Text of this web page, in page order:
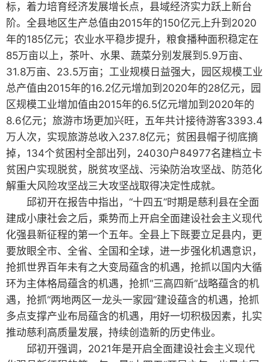
标，着力培育经济发展增长点，县域经济实力跃上新台
阶。全县地区生产总值由2015年的150亿元上升到2020
年的185亿元；农业水平稳步提升，粮食播种面积稳定在
85万亩以上，茶叶、水果、蔬菜分别发展到5.9万亩、
31.8万亩、23.5万亩；工业规模日益强大，园区规模工业
总产值由2015年的16.2亿元增加到2020年的28亿元，园
区规模工业增加值由2015年的6.5亿元增加到2020年的
8.6亿元；旅游市场更加兴旺，五年共计接待游客3393.4
万人次，实现旅游总收入237.8亿元；贫困县帽子彻底摘
掉，134个贫困村全部出列，24030户84977名建档立卡
贫困户实现脱贫，脱贫攻坚战、污染防治攻坚战、防范化
解重大风险攻坚战三大攻坚战取得决定性成就。
邱初开在报告中指出，“十四五”时期是慈利县在全面
建成小康社会之后，乘势而上开启全面建设社会主义现代
化强县新征程的第一个五年。全县上下既要立足县内，更
要放眼全市、全省、全国和全球，进一步强化机遇意识，
抢抓世界百年未有之大变局蕴含的机遇，抢抓以国内大循
环为主体格局蕴含的机遇，抢抓“三高四新”战略蕴含的机
遇，抢抓“两地两区一龙头一家园”建设蕴含的机遇，抢抓
多点支撑产业布局蕴含的机遇，用好一切积极因素，扎实
推动慈利高质量发展，持续创造新的历史伟业。
邱初开强调，2021年是开启全面建设社会主义现代